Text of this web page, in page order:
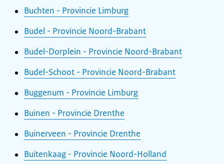
Buchten - Provincie Limburg
Budel - Provincie Noord-Brabant
Budel-Dorplein - Provincie Noord-Brabant
Budel-Schoot - Provincie Noord-Brabant
Buggenum - Provincie Limburg
Buinen - Provincie Drenthe
Buinerveen - Provincie Drenthe
Buitenkaag - Provincie Noord-Holland